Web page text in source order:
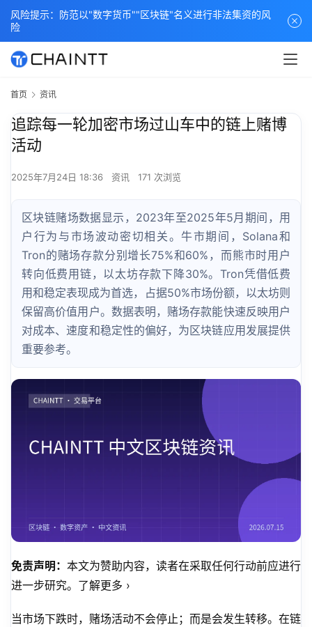
首页 资讯
追踪每一轮加密市场过山车中的链上赌博
活动
2025年7月24日 18:36 资讯 171 次浏览
区块链赌场数据显示，2023年至2025年5月期间，用
户行为与市场波动密切相关。牛市期间，Solana和
Tron的赌场存款分别增长75%和60%，而熊市时用户
转向低费用链，以太坊存款下降30%。Tron凭借低费
用和稳定表现成为首选，占据50%市场份额，以太坊则
保留高价值用户。数据表明，赌场存款能快速反映用户
对成本、速度和稳定性的偏好，为区块链应用发展提供
重要参考。
免责声明： 本文为赞助内容，读者在采取任何行动前应进行
进一步研究。了解更多 ›
当市场下跌时，赌场活动不会停止；而是会发生转移。在链
风险提示：防范以"数字货币""区块链"名义进行非法集资的风
险